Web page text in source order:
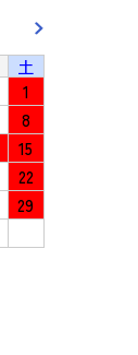
土
1
8
15
22
29